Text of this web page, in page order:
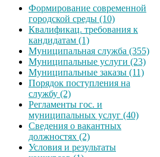
Формирование современной
городской среды (10)
Квалификац. требования к
кандидатам (1)
Муниципальная служба (355)
Муниципальные услуги (23)
Муниципальные заказы (11)
Порядок поступления на
службу (2)
Регламенты гос. и
муниципальных услуг (40)
Сведения о вакантных
должностях (2)
Условия и результаты